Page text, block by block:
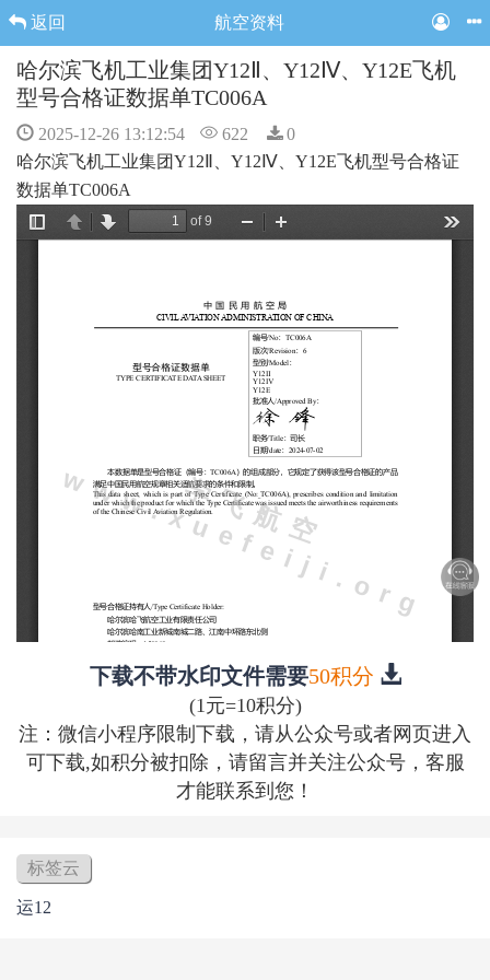
返回 航空资料
哈尔滨飞机工业集团Y12Ⅱ、Y12Ⅳ、Y12E飞机
型号合格证数据单TC006A
2025-12-26 13:12:54 622
0
哈尔滨飞机工业集团Y12Ⅱ、Y12Ⅳ、Y12E飞机型号合格证
数据单TC006A
下载不带水印文件需要50积分
(1元=10积分)
注：微信小程序限制下载，请从公众号或者网页进入
可下载,如积分被扣除，请留言并关注公众号，客服
才能联系到您！
标签云
运12